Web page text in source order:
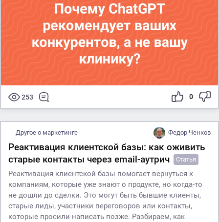
253 0
Другое о маркетинге Федор Ченков
Реактивация клиентской базы: как оживить
старые контакты через email-аутрич
Статья
Реактивация клиентской базы помогает вернуться к
компаниям, которые уже знают о продукте, но когда-то
не дошли до сделки. Это могут быть бывшие клиенты,
старые лиды, участники переговоров или контакты,
которые просили написать позже. Разбираем, как